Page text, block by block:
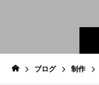
ブログ 制作